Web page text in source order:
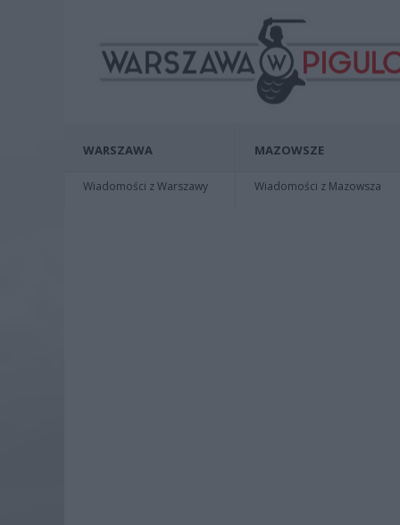
WARSZAWA
Wiadomości z Warszawy
MAZOWSZE
Wiadomości z Mazowsza